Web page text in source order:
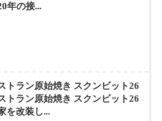
年の接...
トラン原始焼き スクンビット26
トラン原始焼き スクンビット26
を改装し...